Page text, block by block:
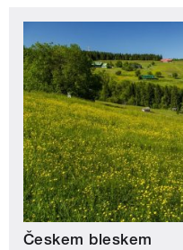
Českem bleskem